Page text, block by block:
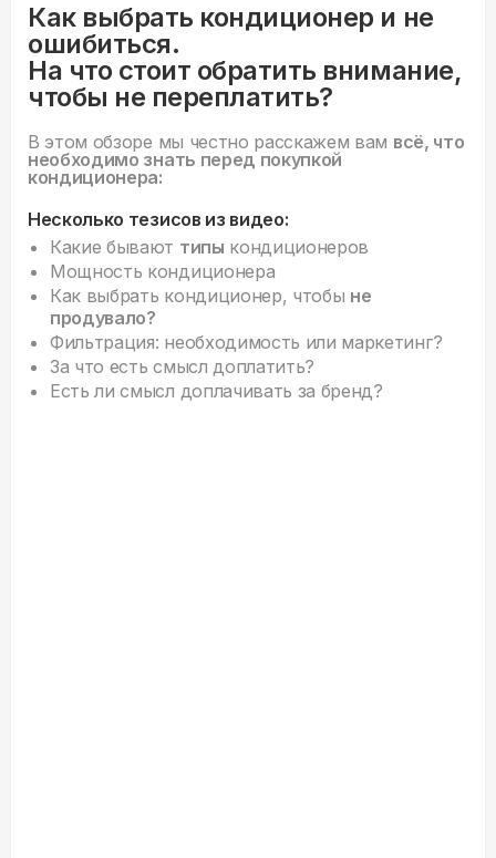
Как выбрать кондиционер и не
ошибиться.
На что стоит обратить внимание,
чтобы не переплатить?
В этом обзоре мы честно расскажем вам всё, что
необходимо знать перед покупкой
кондиционера:
Несколько тезисов из видео:
Какие бывают типы кондиционеров
Мощность кондиционера
Как выбрать кондиционер, чтобы не
продувало?
Фильтрация: необходимость или маркетинг?
За что есть смысл доплатить?
Есть ли смысл доплачивать за бренд?